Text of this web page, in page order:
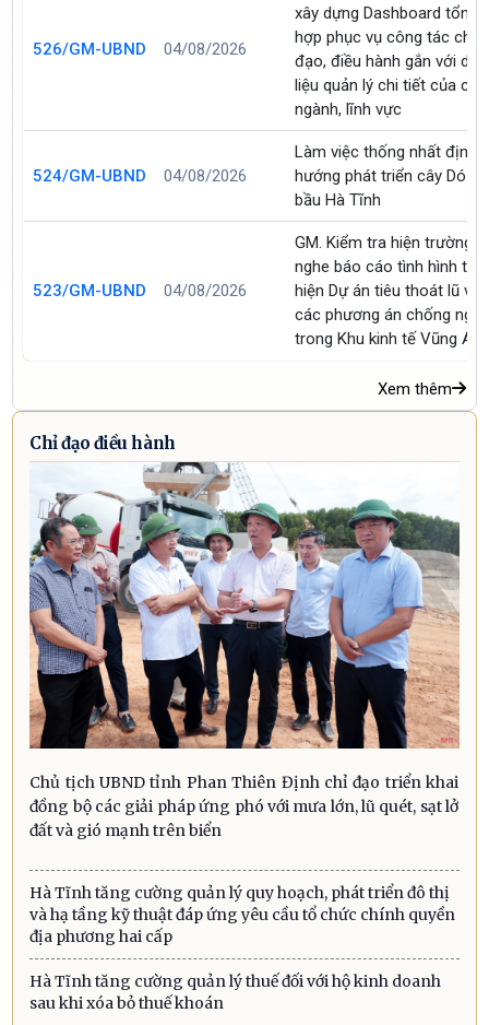
526/GM-UBND 04/08/2026
xây dựng Dashboard tổng
hợp phục vụ công tác chỉ
đạo, điều hành gắn với dữ
liệu quản lý chi tiết của các
ngành, lĩnh vực
524/GM-UBND 04/08/2026
Làm việc thống nhất định
hướng phát triển cây Dó
bầu Hà Tĩnh
523/GM-UBND 04/08/2026
GM. Kiểm tra hiện trường
nghe báo cáo tình hình
hiện Dự án tiêu thoát lũ và
các phương án chống
trong Khu kinh tế Vũng
Xem thêm
Chỉ đạo điều hành
Chủ tịch UBND tỉnh Phan Thiên Định chỉ đạo triển khai
đồng bộ các giải pháp ứng phó với mưa lớn, lũ quét, sạt lở
đất và gió mạnh trên biển
Hà Tĩnh tăng cường quản lý quy hoạch, phát triển đô thị
và hạ tầng kỹ thuật đáp ứng yêu cầu tổ chức chính quyền
địa phương hai cấp
Hà Tĩnh tăng cường quản lý thuế đối với hộ kinh doanh
sau khi xóa bỏ thuế khoán